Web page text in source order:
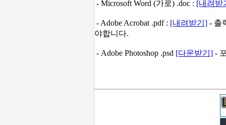
- Microsoft Word (가로) .doc : [내려받
- Adobe Acrobat .pdf : [내려받기] - 출
야합니다.
- Adobe Photoshop .psd [다운받기] -